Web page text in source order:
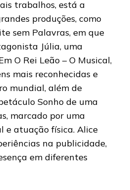
trabalhos, está a
produções, como
sem Palavras, em que
Júlia, uma
O Rei Leão – O Musical,
mais reconhecidas e
mundial, além de
Sonho de uma
marcado por uma
e atuação física. Alice
na publicidade,
em diferentes